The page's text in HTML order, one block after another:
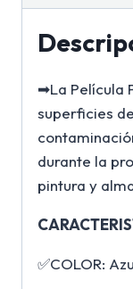
➡La Película
superficies
durante la
pintura y
✅COLOR: